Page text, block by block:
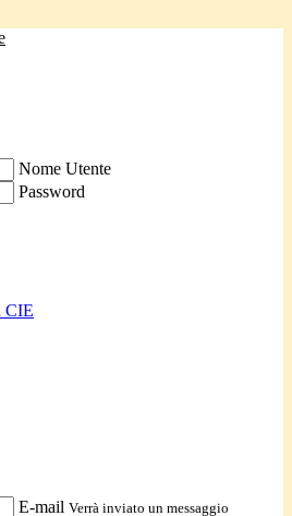
Nome Utente
Password
CIE
E-mail Verrà inviato un messaggio